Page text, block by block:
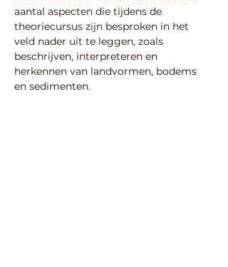
aantal aspecten die tijdens de
theoriecursus zijn besproken in het
veld nader uit te leggen, zoals
beschrijven, interpreteren en
herkennen van landvormen, bodems
en sedimenten.